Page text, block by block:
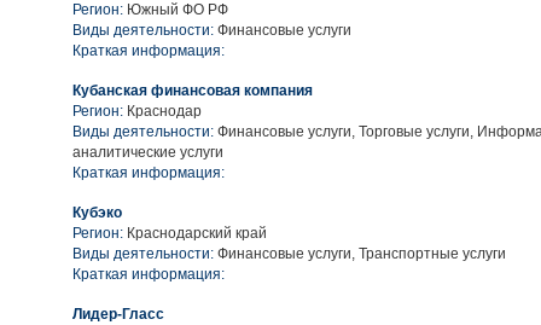
Регион: Южный ФО РФ
Виды деятельности: Финансовые услуги
Краткая информация:
Кубанская финансовая компания
Регион: Краснодар
Виды деятельности: Финансовые услуги, Торговые услуги,
аналитические услуги
Краткая информация:
Кубэко
Регион: Краснодарский край
Виды деятельности: Финансовые услуги, Транспортные услуги
Краткая информация:
Лидер-Гласс